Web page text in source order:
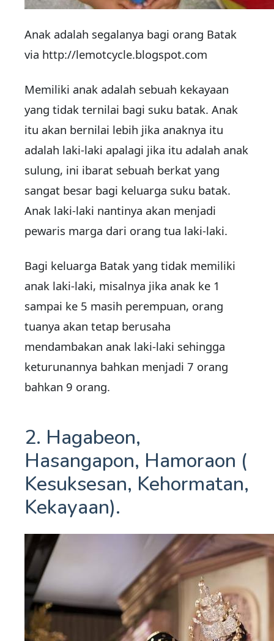
Anak adalah segalanya bagi orang Batak
via http://lemotcycle.blogspot.com
Memiliki anak adalah sebuah kekayaan
yang tidak ternilai bagi suku batak. Anak
itu akan bernilai lebih jika anaknya itu
adalah laki-laki apalagi jika itu adalah anak
sulung, ini ibarat sebuah berkat yang
sangat besar bagi keluarga suku batak.
Anak laki-laki nantinya akan menjadi
pewaris marga dari orang tua laki-laki.
Bagi keluarga Batak yang tidak memiliki
anak laki-laki, misalnya jika anak ke 1
sampai ke 5 masih perempuan, orang
tuanya akan tetap berusaha
mendambakan anak laki-laki sehingga
keturunannya bahkan menjadi 7 orang
bahkan 9 orang.
2. Hagabeon,
Hasangapon, Hamoraon (
Kesuksesan, Kehormatan,
Kekayaan).